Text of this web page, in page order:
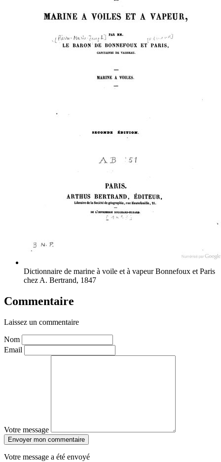
Dictionnaire de marine à voile et à vapeurBonnefoux et Paris
chez A. Bertrand, 1847
Commentaire
Laissez un commentaire
Nom
Email
Votre message
Envoyer mon commentaire
Votre message a été envoyé